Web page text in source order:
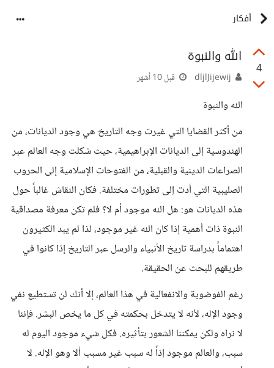
أفكار
4
الله والنبوة
قبل 10 أشهر
الله والنبوة
من أكثر القضايا التي غيرت وجه التاريخ هي وجود الديانات، من
الهندوسية إلى الديانات الإبراهيمية، حيث شكلت وجه العالم عبر
الصراعات الدينية والقبلية، من الفتوحات الإسلامية إلى الحروب
الصليبية التي أدت إلى تطورات مختلفة. فكان النقاش غالباً حول
هذه الديانات هو: هل الله موجود أم لا؟ فلم تكن معرفة مصداقية
النبوة ذات أهمية إذا كان الله غير موجود، لذا لم يبد الكثيرون
اهتماماً بدراسة تاريخ الأنبياء والرسل عبر التاريخ إذا كانوا في
طريقهم للبحث عن الحقيقة.
رغم الفوضوية والانفعالية في هذا العالم، إلا أنك لن تستطيع نفي
وجود الإله، لأنه لا يتدخل بحكمته في كل ما يخص البشر. فإننا
لا نراه ولكن يمكننا الشعور بتأثيره. فكل شيء موجود اليوم له
سبب، والعالم موجود إذاً له سبب غير مسبب ألا وهو الإله. لا